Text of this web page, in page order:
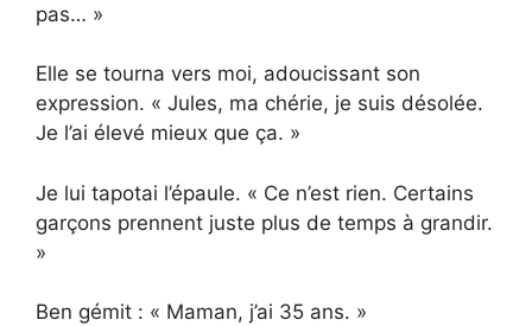
pas… »
Elle se tourna vers moi, adoucissant son
expression. « Jules, ma chérie, je suis désolée.
Je l’ai élevé mieux que ça. »
Je lui tapotai l’épaule. « Ce n’est rien. Certains
garçons prennent juste plus de temps à grandir.
»
Ben gémit : « Maman, j’ai 35 ans. »